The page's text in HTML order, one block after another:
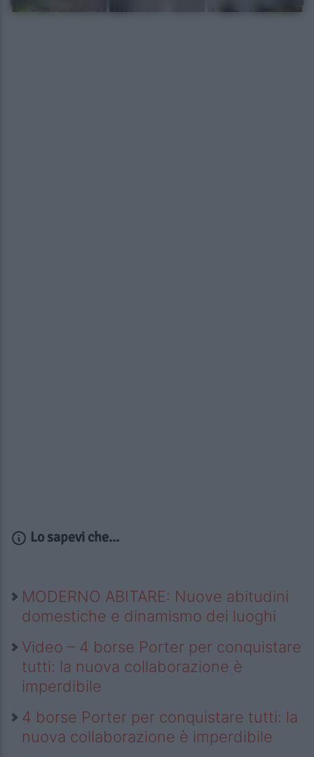
Lo sapevi che...
MODERNO ABITARE: Nuove abitudini
domestiche e dinamismo dei luoghi
Video – 4 borse Porter per conquistare
tutti: la nuova collaborazione è
imperdibile
4 borse Porter per conquistare tutti: la
nuova collaborazione è imperdibile